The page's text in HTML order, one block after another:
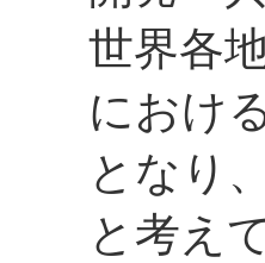
世界各
におけ
となり
と考え